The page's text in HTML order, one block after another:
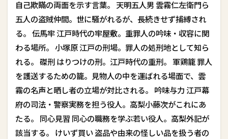
自己欺瞞の両面を示す言葉。 天明五人男 雲霧仁左衛門ら
五人の盗賊仲間。世に騒がれるが、長続きせず捕縛され
る。 伝馬牢 江戸時代の牢屋敷。重罪人の吟味・収容に関
わる場所。 小塚原 江戸の刑場。罪人の処刑地として知ら
れる。 磔刑 はりつけの刑。江戸時代の重刑。 軍鶏籠 罪人
を護送するための籠。見物人の中を運ばれる場面で、雲
霧の名声と晒し者の立場が対比される。 吟味与力 江戸幕
府の司法・警察実務を担う役人。高梨小藤次がこれにあ
たる。 同心見習 同心の職務を学ぶ若い役人。高梨外記が
該当する。 けいず買い 盗品や由来の怪しい品を扱う者の